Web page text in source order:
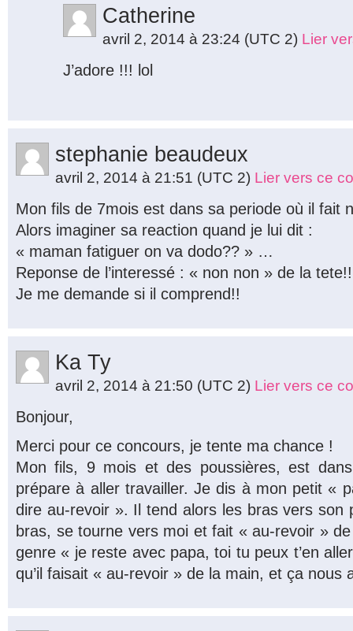
Catherine
avril 2, 2014 à 23:24 (UTC 2) Lier
J’adore !!! lol
stephanie beaudeux
avril 2, 2014 à 21:51 (UTC 2) Lier vers ce
Mon fils de 7mois est dans sa periode où il fait
Alors imaginer sa reaction quand je lui dit :
« maman fatiguer on va dodo?? » …
Reponse de l’interessé : « non non » de la
Je me demande si il comprend!!
Ka Ty
avril 2, 2014 à 21:50 (UTC 2) Lier vers ce
Bonjour,
Merci pour ce concours, je tente ma chance !
Mon fils, 9 mois et des poussières, est
prépare à aller travailler. Je dis à mon petit «
dire au-revoir ». Il tend alors les bras vers son
bras, se tourne vers moi et fait « au-revoir »
genre « je reste avec papa, toi tu peux t’en
qu’il faisait « au-revoir » de la main, et ça nous